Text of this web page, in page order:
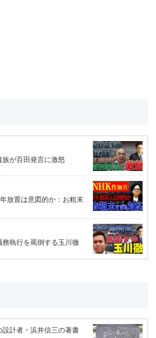
族が百田発言に激怒
年放置は意図的か：お粗末
務執行を罵倒する玉川徹
設計者・浜井信三の著書